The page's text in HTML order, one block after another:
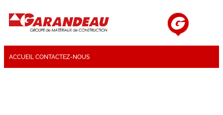
ACCUEIL CONTACTEZ-NOUS